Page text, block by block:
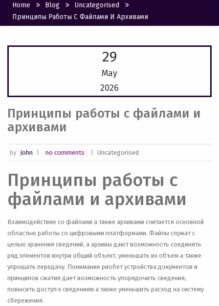
Home Blog
Uncategorised
Принципы Работы С Файлами И Архивами
29
May
2026
Принципы работы с файлами и
архивами
by John no comments Uncategorised
Принципы работы с
файлами и архивами
Взаимодействие со файлами а также архивами считается основной
областью работы со цифровыми платформами. Файлы служат с
целью хранения сведений, а архивы дают возможность соединять
ряд элементов внутри общий объект, уменьшать их объем а также
упрощать передачу. Понимание риобет устройства документов и
принципов сжатия дает возможность упорядочить сведения,
повысить доступ к сведениям а также уменьшить расход на систему
сбережения.